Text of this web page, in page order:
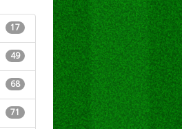
17
49
68
71